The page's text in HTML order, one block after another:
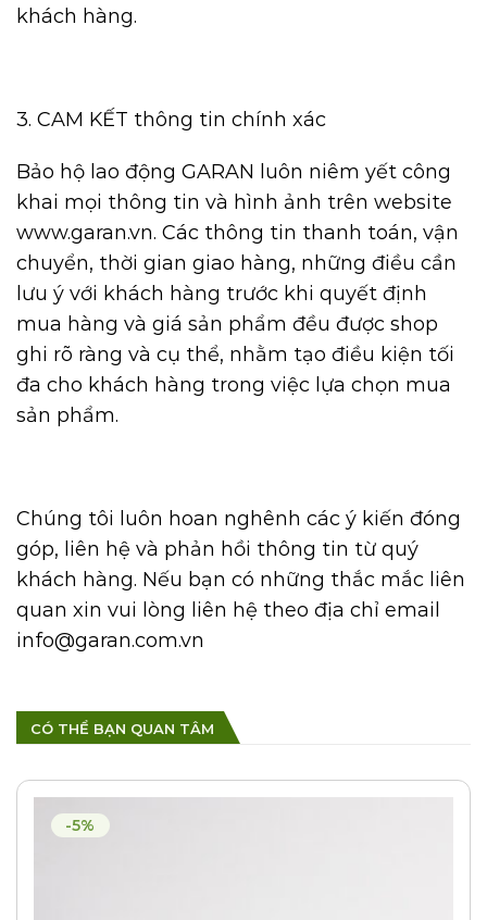
khách hàng.
3. CAM KẾT thông tin chính xác
Bảo hộ lao động GARAN luôn niêm yết công
khai mọi thông tin và hình ảnh trên website
www.garan.vn. Các thông tin thanh toán, vận
chuyển, thời gian giao hàng, những điều cần
lưu ý với khách hàng trước khi quyết định
mua hàng và giá sản phẩm đều được shop
ghi rõ ràng và cụ thể, nhằm tạo điều kiện tối
đa cho khách hàng trong việc lựa chọn mua
sản phẩm.
Chúng tôi luôn hoan nghênh các ý kiến đóng
góp, liên hệ và phản hồi thông tin từ quý
khách hàng. Nếu bạn có những thắc mắc liên
quan xin vui lòng liên hệ theo địa chỉ email
info@garan.com.vn
CÓ THỂ BẠN QUAN TÂM
-5%